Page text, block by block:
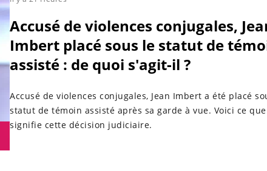
Accusé de violences conjugales,
Imbert placé sous le statut de
assisté : de quoi s'agit-il ?
Accusé de violences conjugales, Jean Imbert a été placé
statut de témoin assisté après sa garde à vue. Voici ce que
signifie cette décision judiciaire.